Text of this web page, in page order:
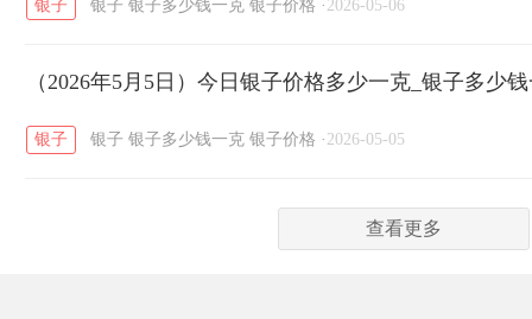
银子 银子 银子多少钱一克 银子价格 · 2026-05-06
（2026年5月5日）今日银子价格多少一克_银子多少
银子 银子 银子多少钱一克 银子价格 · 2026-05-05
查看更多